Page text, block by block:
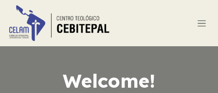
Ir al contenido
Welcome!